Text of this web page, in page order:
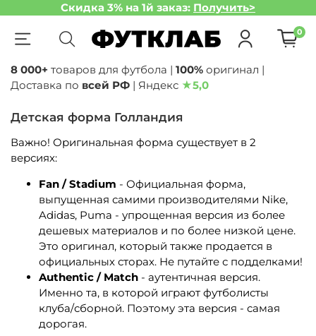
Скидка 3% на 1й заказ: Получить>
0
8 000+ товаров для футбола | 100% оригинал |
Доставка по всей РФ | Яндекс ★5,0
Детская форма Голландия
Важно! Оригинальная форма существует в 2
версиях:
Fan / Stadium - Официальная форма,
выпущенная самими производителями Nike,
Adidas, Puma - упрощенная версия из более
дешевых материалов и по более низкой цене.
Это оригинал, который также продается в
официальных сторах. Не путайте с подделками!
Authentic / Match - аутентичная версия.
Именно та, в которой играют футболисты
клуба/сборной. Поэтому эта версия - самая
дорогая.